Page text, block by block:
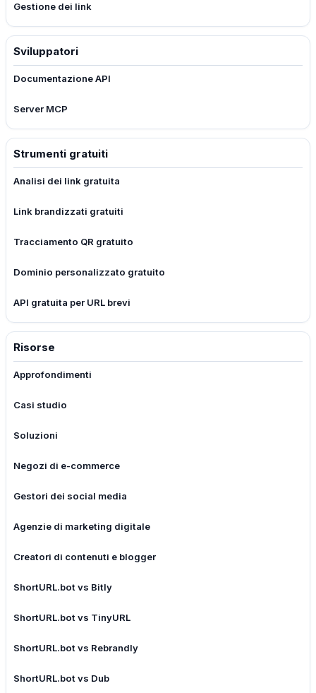
Gestione dei link
Sviluppatori
Documentazione API
Server MCP
Strumenti gratuiti
Analisi dei link gratuita
Link brandizzati gratuiti
Tracciamento QR gratuito
Dominio personalizzato gratuito
API gratuita per URL brevi
Risorse
Approfondimenti
Casi studio
Soluzioni
Negozi di e-commerce
Gestori dei social media
Agenzie di marketing digitale
Creatori di contenuti e blogger
ShortURL.bot vs Bitly
ShortURL.bot vs TinyURL
ShortURL.bot vs Rebrandly
ShortURL.bot vs Dub